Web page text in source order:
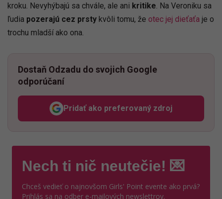
kroku. Nevyhýbajú sa chvále, ale ani kritike. Na Veroniku sa
ľudia pozerajú cez prsty kvôli tomu, že otec jej dieťaťa je o
trochu mladší ako ona.
Dostaň Odzadu do svojich Google
odporúčaní
Pridať ako preferovaný zdroj
Odzadu, odkaz sa otvorí v
Nech ti nič neutečie! 💌
Chceš vedieť o najnovšom Girls' Point evente ako prvá?
Prihlás sa na odber e-mailových newslettrov.